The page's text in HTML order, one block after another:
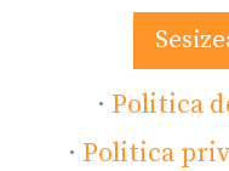
· Politica
· Politica